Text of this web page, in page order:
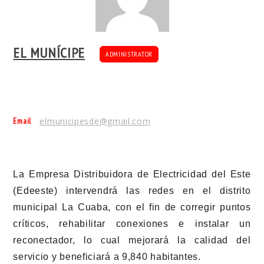
EL MUNÍCIPE ADMINISTRATOR
Email elmunicipesde@gmail.com
La Empresa Distribuidora de Electricidad del Este
(Edeeste) intervendrá las redes en el distrito
municipal La Cuaba, con el fin de corregir puntos
críticos, rehabilitar conexiones e instalar un
reconectador, lo cual mejorará la calidad del
servicio y beneficiará a 9,840 habitantes.